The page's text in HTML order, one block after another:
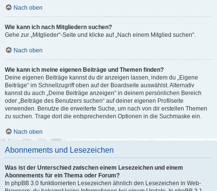
Nach oben
Wie kann ich nach Mitgliedern suchen?
Gehe zur „Mitglieder“-Seite und klicke auf „Nach einem Mitglied suchen“.
Nach oben
Wie kann ich meine eigenen Beiträge und Themen finden?
Deine eigenen Beiträge kannst du dir anzeigen lassen, indem du „Eigene
Beiträge“ im Schnellzugriff oben auf der Boardseite auswählst. Alternativ
kannst du auch „Deine Beiträge anzeigen“ in deinem persönlichen Bereich
oder „Beiträge des Benutzers suchen“ auf deiner eigenen Profilseite
verwenden. Benutze die erweiterte Suche, um nach von dir erstellen Themen
zu suchen. Trage dort die entsprechenden Optionen in die Suchmaske ein.
Nach oben
Abonnements und Lesezeichen
Was ist der Unterschied zwischen einem Lesezeichen und einem
Abonnements für ein Thema oder Forum?
In phpBB 3.0 funktionierten Lesezeichen ähnlich den Lesezeichen in Web-